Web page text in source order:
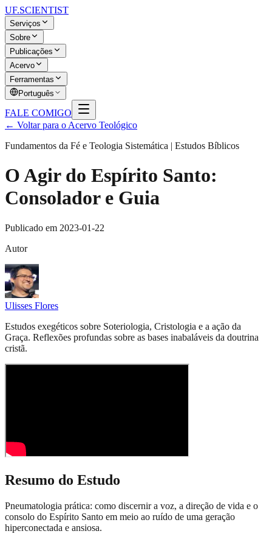
UF.SCIENTIST
Serviços
Sobre
Publicações
Acervo
Ferramentas
Português
FALE COMIGO
← Voltar para o Acervo Teológico
Fundamentos da Fé e Teologia Sistemática | Estudos Bíblicos
O Agir do Espírito Santo:
Consolador e Guia
Publicado em 2023-01-22
Autor
Ulisses Flores
Estudos exegéticos sobre Soteriologia, Cristologia e a ação da
Graça. Reflexões profundas sobre as bases inabaláveis da doutrina
cristã.
Resumo do Estudo
Pneumatologia prática: como discernir a voz, a direção de vida e o
consolo do Espírito Santo em meio ao ruído de uma geração
hiperconectada e ansiosa.